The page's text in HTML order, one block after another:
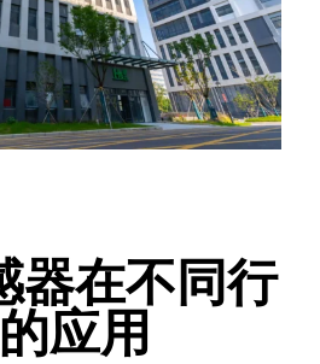
器在不同行
应用